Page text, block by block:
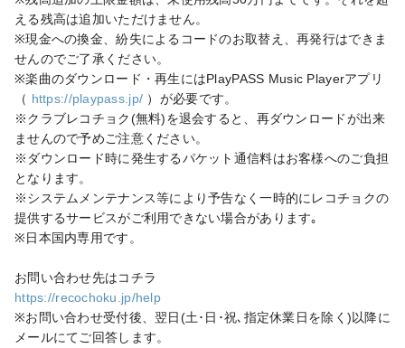
える残高は追加いただけません。
※現金への換金、紛失によるコードのお取替え、再発行はできま
せんのでご了承ください。
※楽曲のダウンロード・再生にはPlayPASS Music Playerアプリ
（ https://playpass.jp/ ）が必要です。
※クラブレコチョク(無料)を退会すると、再ダウンロードが出来
ませんので予めご注意ください。
※ダウンロード時に発生するパケット通信料はお客様へのご負担
となります。
※システムメンテナンス等により予告なく一時的にレコチョクの
提供するサービスがご利用できない場合があります｡
※日本国内専用です。
https://recochoku.jp/help
※お問い合わせ受付後、翌日(土･日･祝､指定休業日を除く)以降に
メールにてご回答します。